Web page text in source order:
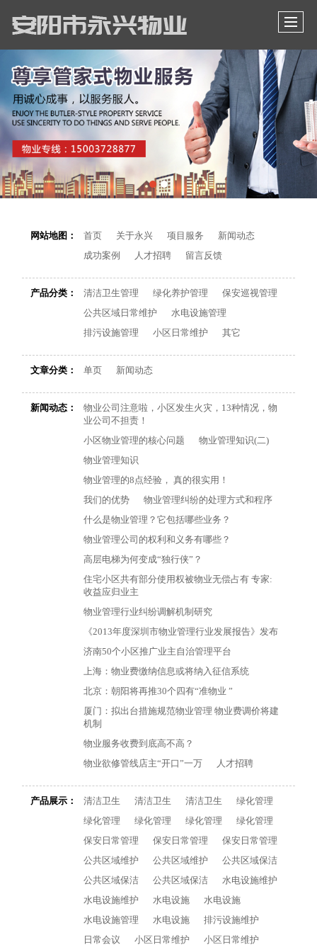
网站地图： 首页 关于永兴 项目服务
新闻动态
成功案例
人才招聘 留言反馈
产品分类： 清洁卫生管理 绿化养护管理
保安巡视管理
公共区域日常维护
水电设施管理
排污设施管理
小区日常维护 其它
文章分类： 单页 新闻动态
新闻动态：
物业公司注意啦，小区发生火灾，13种情况，物
业公司不担责！
小区物业管理的核心问题
物业管理知识(二)
物业管理知识
物业管理的8点经验， 真的很实用！
我们的优势
物业管理纠纷的处理方式和程序
什么是物业管理？它包括哪些业务？
物业管理公司的权利和义务有哪些？
高层电梯为何变成“独行侠”？
住宅小区共有部分使用权被物业无偿占有 专家:
收益应归业主
物业管理行业纠纷调解机制研究
《2013年度深圳市物业管理行业发展报告》发布
济南50个小区推广业主自治管理平台
上海：物业费缴纳信息或将纳入征信系统
北京：朝阳将再推30个四有“准物业 ”
厦门：拟出台措施规范物业管理 物业费调价将建
机制
物业服务收费到底高不高？
物业欲修管线店主“开口”一万
人才招聘
产品展示： 清洁卫生 清洁卫生 清洁卫生
绿化管理
绿化管理
绿化管理 绿化管理
绿化管理
保安日常管理
保安日常管理
保安日常管理
公共区域维护
公共区域维护
公共区域保洁
公共区域保洁
公共区域保洁
水电设施维护
水电设施维护
水电设施
水电设施
水电设施管理
水电设施
排污设施维护
日常会议
小区日常维护 小区日常维护